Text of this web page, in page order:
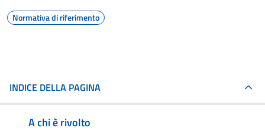
Normativa di riferimento
INDICE DELLA PAGINA
A chi è rivolto